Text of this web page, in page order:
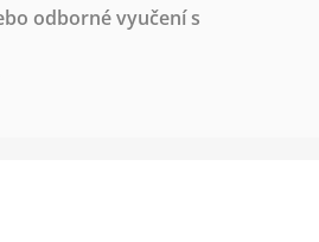
odborné vyučení s